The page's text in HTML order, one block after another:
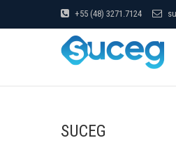
+55 (48) 3271.7124
SUCEG